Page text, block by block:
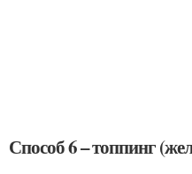
Способ 6 – топпинг